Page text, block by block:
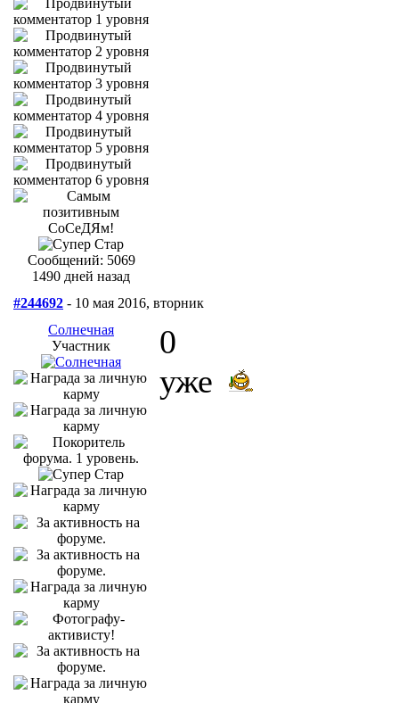
Сообщений: 5069
1490 дней назад
#244692 - 10 мая 2016, вторник
Солнечная
Участник
0
уже